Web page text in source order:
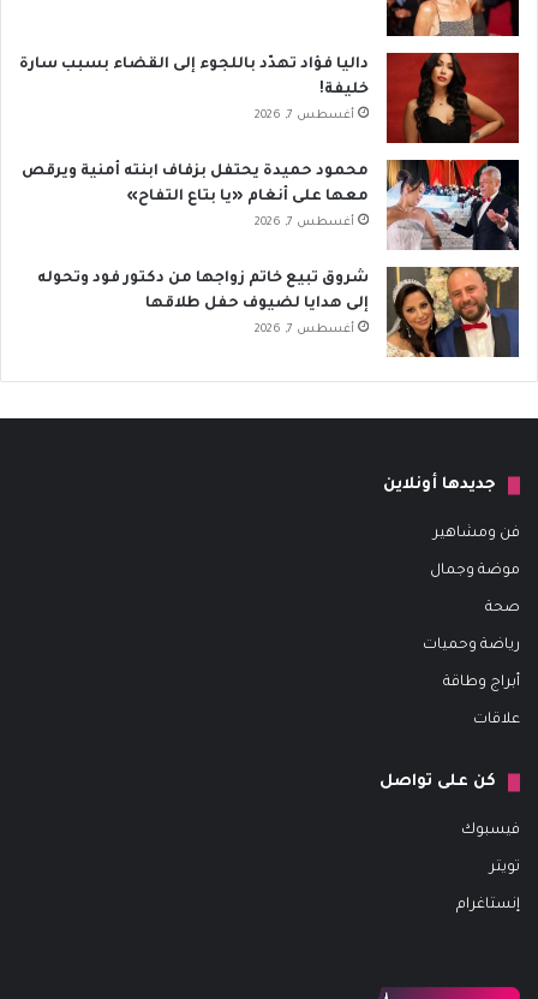
داليا فؤاد تهدّد باللجوء إلى القضاء بسبب سارة
خليفة!
أغسطس 7, 2026
محمود حميدة يحتفل بزفاف ابنته أمنية ويرقص
معها على أنغام «يا بتاع التفاح»
أغسطس 7, 2026
شروق تبيع خاتم زواجها من دكتور فود وتحوله
إلى هدايا لضيوف حفل طلاقها
أغسطس 7, 2026
جديدها أونلاين
فن ومشاهير
موضة وجمال
صحة
رياضة وحميات
أبراج وطاقة
علاقات
كن على تواصل
فيسبوك
تويتر
إنستاغرام